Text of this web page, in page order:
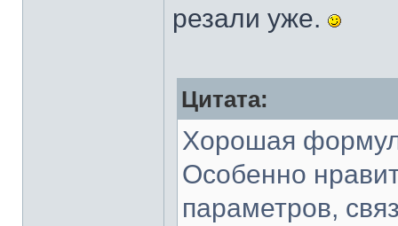
резали уже.
Цитата:
Хорошая
Особенно
параметров,